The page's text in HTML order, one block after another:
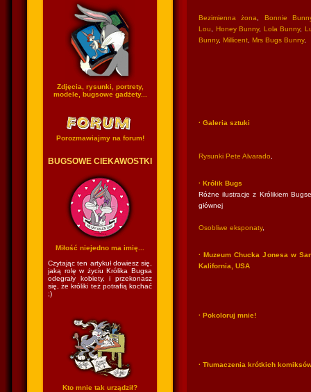
Zdjęcia, rysunki, portrety,
modele, bugsowe gadżety...
Porozmawiajmy na forum!
BUGSOWE CIEKAWOSTKI
Miłość niejedno ma imię...
Czytając ten artykuł dowiesz się,
jaką rolę w życiu Królika Bugsa
odegrały kobiety, i przekonasz
się, że króliki też potrafią kochać
;)
Kto mnie tak urządził?
Bezimienna żona
Bonnie
Lou
Honey Bunny, Lola Bunny,
Bunny, Millicent Mrs Bugs Bunny,
· Galeria sztuki
Rysunki Pete Alvarado
· Królik Bugs
Różne ilustracje z Królikiem
głównej
Osobliwe eksponaty,
· Muzeum Chucka Jonesa w
Kalifornia, USA
· Pokoloruj mnie!
· Tłumaczenia krótkich